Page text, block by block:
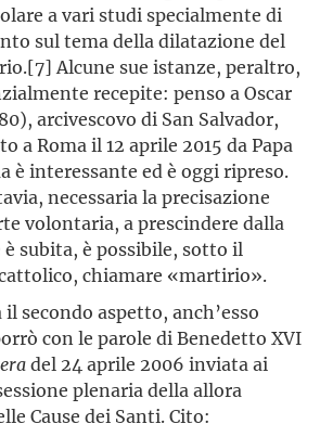
a vari studi specialmente di
sul tema della dilatazione del
Alcune sue istanze, peraltro,
recepite: penso a Oscar
arcivescovo di San Salvador,
a Roma il 12 aprile 2015 da Papa
è interessante ed è oggi ripreso.
necessaria la precisazione
volontaria, a prescindere dalla
è subita, è possibile, sotto il
chiamare «martirio».
secondo aspetto, anch’esso
con le parole di Benedetto XVI
del 24 aprile 2006 inviata ai
plenaria della allora
Cause dei Santi. Cito: